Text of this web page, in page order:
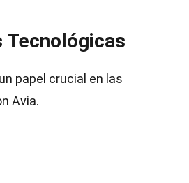
Tecnológicas
papel crucial en las
Avia.